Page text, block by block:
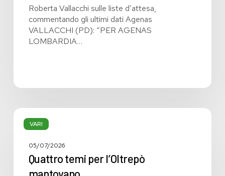
sanitàRoberta Vallacchi sulle liste d’attesa,
commentando gli ultimi dati Agenas
VALLACCHI (PD): “PER AGENAS
LOMBARDIA…
VARI
Quattro
temi
l’Oltrepò
mantovano
05/07/2026
Quattro temi per l’Oltrepò
mantovano